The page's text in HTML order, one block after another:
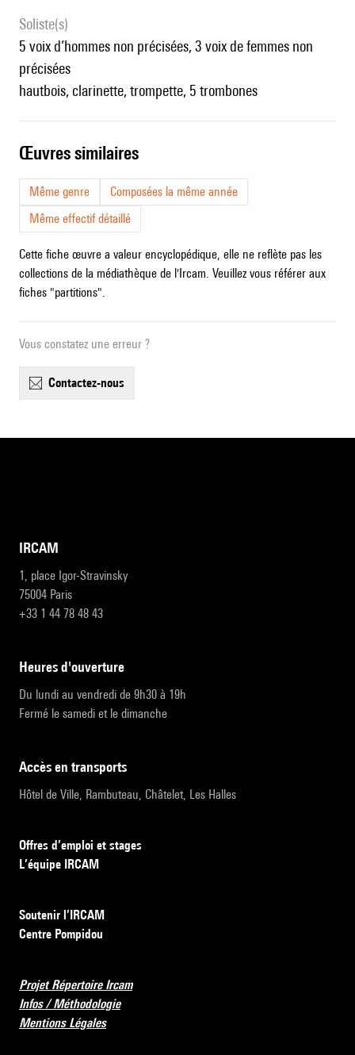
Soliste(s)
5 voix d’hommes non précisées, 3 voix de femmes non
précisées
hautbois, clarinette, trompette, 5 trombones
œuvres similaires
Même genre
Composées la même année
Même effectif détaillé
Cette fiche œuvre a valeur encyclopédique, elle ne reflète pas les
collections de la médiathèque de l'Ircam. Veuillez vous référer aux
fiches "partitions".
Vous constatez une erreur ?
contactez-nous
IRCAM
1, place Igor-Stravinsky
75004 Paris
+33 1 44 78 48 43
heures d'ouverture
Du lundi au vendredi de 9h30 à 19h
Fermé le samedi et le dimanche
accès en transports
Hôtel de Ville, Rambuteau, Châtelet, Les Halles
Offres d’emploi et stages
L’équipe IRCAM
Soutenir l’IRCAM
Centre Pompidou
Projet Répertoire Ircam
Infos / Méthodologie
Mentions Légales